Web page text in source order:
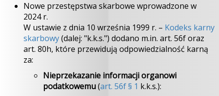
Nowe przestępstwa skarbowe wprowadzone w
2024 r.
W ustawie z dnia 10 września 1999 r. – Kodeks karny
skarbowy(dalej: "k.k.s.") dodano m.in. art. 56f oraz
art. 80h, które przewidują odpowiedzialność karną
za:
Nieprzekazanie informacji organowi
podatkowemu(art. 56f § 1 k.k.s.):